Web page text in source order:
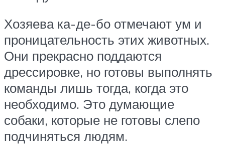
Хозяева ка-де-бо отмечают ум и
проницательность этих животных.
Они прекрасно поддаются
дрессировке, но готовы выполнять
команды лишь тогда, когда это
необходимо. Это думающие
собаки, которые не готовы слепо
подчиняться людям.